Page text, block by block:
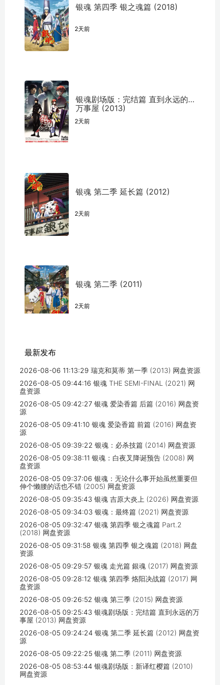
银魂 第四季 银之魂篇 (2018)
2天前
银魂剧场版：完结篇 直到永远的
万事屋 (2013)
2天前
银魂 第二季 延长篇 (2012)
2天前
银魂 第二季 (2011)
2天前
最新发布
2026-08-06 11:13:29 瑞克和莫蒂 第一季 (2013) 网盘资源
2026-08-05 09:44:16 银魂 THE SEMI-FINAL (2021) 网
盘资源
2026-08-05 09:42:27 银魂 爱染香篇 后篇 (2016) 网盘资
源
2026-08-05 09:41:10 银魂 爱染香篇 前篇 (2016) 网盘资
源
2026-08-05 09:39:22 银魂：必杀技篇 (2014) 网盘资源
2026-08-05 09:38:11 银魂：白夜叉降诞预告 (2008) 网
盘资源
2026-08-05 09:37:06 银魂：无论什么事开始虽然重要但
伸个懒腰的话也不错 (2005) 网盘资源
2026-08-05 09:35:43 银魂 吉原大炎上 (2026) 网盘资源
2026-08-05 09:34:03 银魂：最终篇 (2021) 网盘资源
2026-08-05 09:32:47 银魂 第四季 银之魂篇 Part.2
(2018) 网盘资源
2026-08-05 09:31:58 银魂 第四季 银之魂篇 (2018) 网盘
资源
2026-08-05 09:29:57 银魂 走光篇 銀魂 (2017) 网盘资源
2026-08-05 09:28:12 银魂 第四季 烙阳决战篇 (2017) 网
盘资源
2026-08-05 09:26:52 银魂 第三季 (2015) 网盘资源
2026-08-05 09:25:43 银魂剧场版：完结篇 直到永远的万
事屋 (2013) 网盘资源
2026-08-05 09:24:24 银魂 第二季 延长篇 (2012) 网盘资
源
2026-08-05 09:22:25 银魂 第二季 (2011) 网盘资源
2026-08-05 08:53:44 银魂剧场版：新译红樱篇 (2010)
网盘资源